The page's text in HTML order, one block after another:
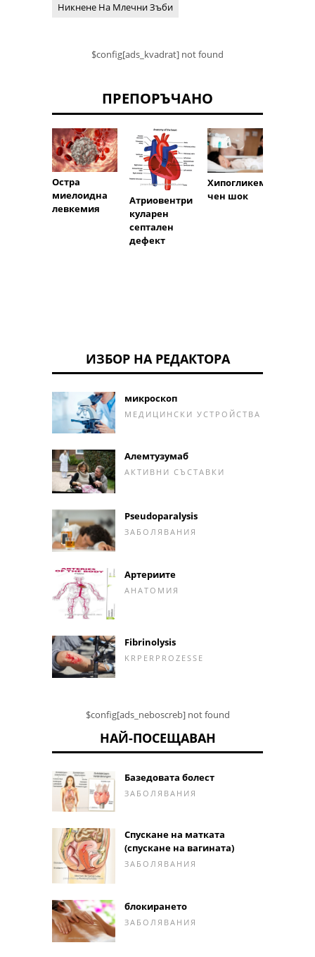
Никнене На Млечни Зъби
$config[ads_kvadrat] not found
ПРЕПОРЪЧАНО
Остра
миелоидна
левкемия
Атриовентри
куларен
септален
дефект
Хипогликеми
чен шок
ИЗБОР НА РЕДАКТОРА
микроскоп
МЕДИЦИНСКИ УСТРОЙСТВА
Алемтузумаб
АКТИВНИ СЪСТАВКИ
Pseudoparalysis
ЗАБОЛЯВАНИЯ
Артериите
АНАТОМИЯ
Fibrinolysis
KRPERPROZESSE
$config[ads_neboscreb] not found
НАЙ-ПОСЕЩАВАН
Базедовата болест
ЗАБОЛЯВАНИЯ
Спускане на матката
(спускане на вагината)
ЗАБОЛЯВАНИЯ
блокирането
ЗАБОЛЯВАНИЯ